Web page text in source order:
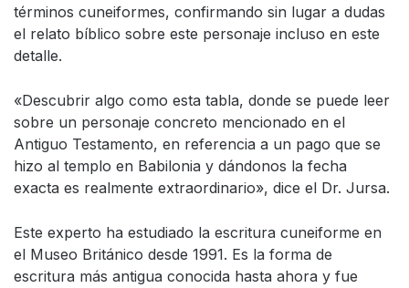
términos cuneiformes, confirmando sin lugar a dudas
el relato bíblico sobre este personaje incluso en este
detalle.
«Descubrir algo como esta tabla, donde se puede leer
sobre un personaje concreto mencionado en el
Antiguo Testamento, en referencia a un pago que se
hizo al templo en Babilonia y dándonos la fecha
exacta es realmente extraordinario», dice el Dr. Jursa.
Este experto ha estudiado la escritura cuneiforme en
el Museo Británico desde 1991. Es la forma de
escritura más antigua conocida hasta ahora y fue